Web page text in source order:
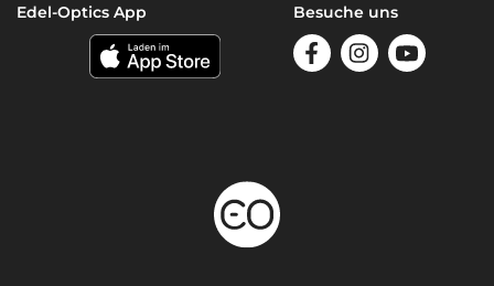
Edel-Optics App Besuche uns